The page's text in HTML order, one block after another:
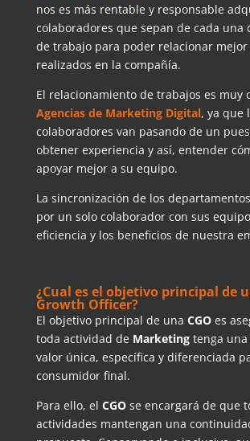
nos es más rentable y responsable
colaboradores que sepan de cada una
de trabajo para poder relacionar mejor
realizados en la compañía.
El relacionamiento de trabajos es muy
Agencias de Marketing Digital, ya que
colaboradores van pasando de un
obtener experiencia y así, entender
apoyar mejor a su equipo.
La sincronización de los
por un solo colaborador con sus
eficiencia y los beneficios de nuestra
¿Cual es el objetivo principal de
Growth Officer?
El objetivo principal de una CGO es
toda actividad de Marketing tenga
valor única, específica y diferenciada
consumidor final.
Para ello, el CGO se encargará de que
actividades mantengan una